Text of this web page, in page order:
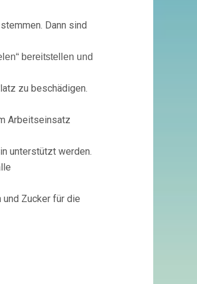
Dann sind
bereitstellen und
zu beschädigen.
Arbeitseinsatz
unterstützt werden.
Zucker für die